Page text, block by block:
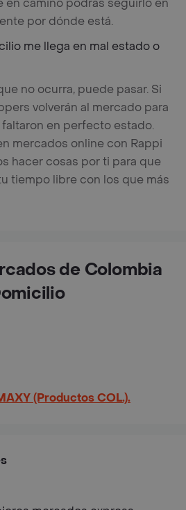
en camino podrás seguirlo en
por dónde está.
me llega en mal estado o
no ocurra, puede pasar. Si
volverán al mercado para
en perfecto estado.
mercados online con Rappi
hacer cosas por ti para que
tiempo libre con los que más
de Colombia
(Productos COL.).